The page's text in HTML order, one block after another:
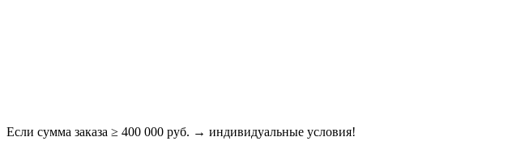
Если сумма заказа ≥ 400 000 руб. → индивидуальные условия!